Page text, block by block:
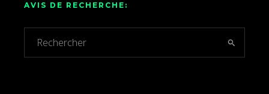
AVIS DE RECHERCHE: